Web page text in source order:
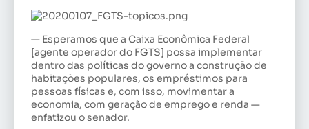
— Esperamos que a Caixa Econômica Federal
[agente operador do FGTS] possa implementar
dentro das políticas do governo a construção de
habitações populares, os empréstimos para
pessoas físicas e, com isso, movimentar a
economia, com geração de emprego e renda —
enfatizou o senador.